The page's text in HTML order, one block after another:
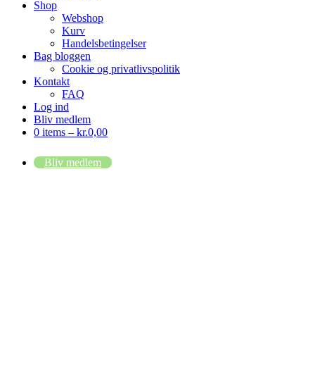
Shop
Webshop
Kurv
Handelsbetingelser
Bag bloggen
Cookie og privatlivspolitik
Kontakt
FAQ
Log ind
Bliv medlem
0 items – kr.0,00
Bliv medlem